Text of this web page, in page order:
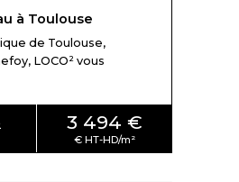
à Toulouse
de Toulouse,
LOCO² vous
3 494 €